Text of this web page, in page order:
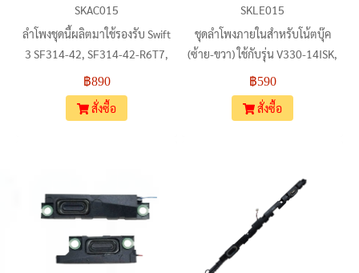
SKAC015
ลำโพงชุดนี้ผลิตมาใช้รองรับ Swift
3 SF314-42, SF314-42-R6T7,
N19C4, SF314-59 และ SF314-
59-7567 ตัวสินค้ามาเป็นชุดคู่
ซ้าย-ขวา บรรจุในโครงพลาสติกที่
ต้องการนำไปเปลี่ยนแทนลำโพง
เดิมที่ชำรุด เสียงแตก หรือไม่มีเสียง
฿890
สั่งซื้อ
SKLE015
ชุดลำโพงภายในสำหรับโน้ตบุ๊ค
(ซ้าย-ขวา) ใช้กับรุ่น V330-14ISK,
V330-14IKB, V330-14ARR และ
ตระกูล V130-14IKB, V130-
14IGM เป็นอะไหล่ส่วนประกอบที่
แบบ 4 พิน ทำให้งานซ่อมและ
เปลี่ยนอะไหล่ทำได้สะดวก
฿590
สั่งซื้อ